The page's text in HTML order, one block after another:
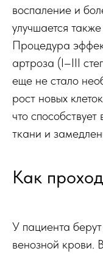
воспаление и
улучшается
Процедура
артроза (I–III
еще не стало
рост новых
что
ткани и
Как
У пациента
венозной крови.